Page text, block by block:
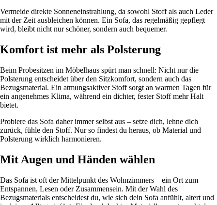
Vermeide direkte Sonneneinstrahlung, da sowohl Stoff als auch Leder
mit der Zeit ausbleichen können. Ein Sofa, das regelmäßig gepflegt
wird, bleibt nicht nur schöner, sondern auch bequemer.
Komfort ist mehr als Polsterung
Beim Probesitzen im Möbelhaus spürt man schnell: Nicht nur die
Polsterung entscheidet über den Sitzkomfort, sondern auch das
Bezugsmaterial. Ein atmungsaktiver Stoff sorgt an warmen Tagen für
ein angenehmes Klima, während ein dichter, fester Stoff mehr Halt
bietet.
Probiere das Sofa daher immer selbst aus – setze dich, lehne dich
zurück, fühle den Stoff. Nur so findest du heraus, ob Material und
Polsterung wirklich harmonieren.
Mit Augen und Händen wählen
Das Sofa ist oft der Mittelpunkt des Wohnzimmers – ein Ort zum
Entspannen, Lesen oder Zusammensein. Mit der Wahl des
Bezugsmaterials entscheidest du, wie sich dein Sofa anfühlt, altert und